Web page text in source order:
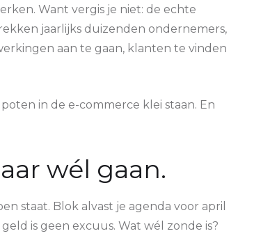
Want vergis je niet: de echte
jaarlijks duizenden ondernemers,
aan te gaan, klanten te vinden
in de e-commerce klei staan. En
wél gaan.
staat. Blok alvast je agenda voor april
is geen excuus. Wat wél zonde is?